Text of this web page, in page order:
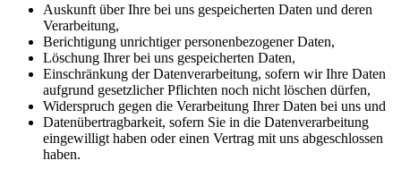
Auskunft über Ihre bei uns gespeicherten Daten und deren
Verarbeitung,
Berichtigung unrichtiger personenbezogener Daten,
Löschung Ihrer bei uns gespeicherten Daten,
Einschränkung der Datenverarbeitung, sofern wir Ihre Daten
aufgrund gesetzlicher Pflichten noch nicht löschen dürfen,
Widerspruch gegen die Verarbeitung Ihrer Daten bei uns und
Datenübertragbarkeit, sofern Sie in die Datenverarbeitung
eingewilligt haben oder einen Vertrag mit uns abgeschlossen
haben.